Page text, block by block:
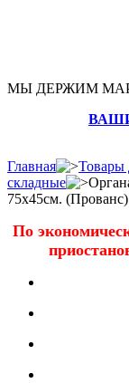
МЫ ДЕРЖИМ
Главная Товары
складные
75х45см.
По